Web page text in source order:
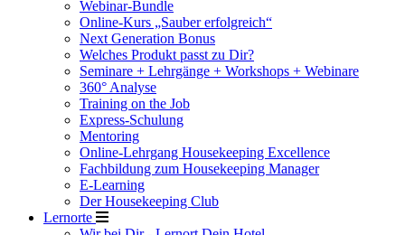
Webinar-Bundle
Online-Kurs „Sauber erfolgreich“
Next Generation Bonus
Welches Produkt passt zu Dir?
Seminare + Lehrgänge + Workshops + Webinare
360° Analyse
Training on the Job
Express-Schulung
Mentoring
Online-Lehrgang Housekeeping Excellence
Fachbildung zum Housekeeping Manager
E-Learning
Der Housekeeping Club
Lernorte